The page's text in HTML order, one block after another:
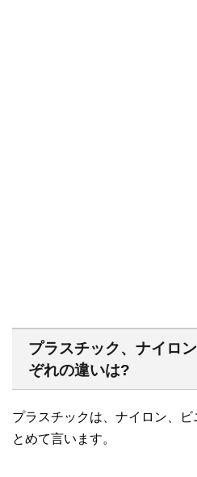
プラスチック、ナイロ
ぞれの違いは?
プラスチックは、ナイロン、
とめて言います。